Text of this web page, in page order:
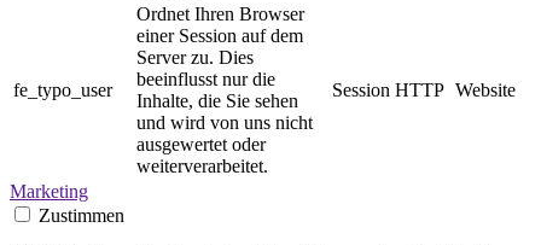
fe_typo_user
Ordnet Ihren Browser
einer Session auf dem
Server zu. Dies
beeinflusst nur die
Inhalte, die Sie sehen
und wird von uns nicht
ausgewertet oder
weiterverarbeitet.
Session HTTP Website
Marketing
Zustimmen